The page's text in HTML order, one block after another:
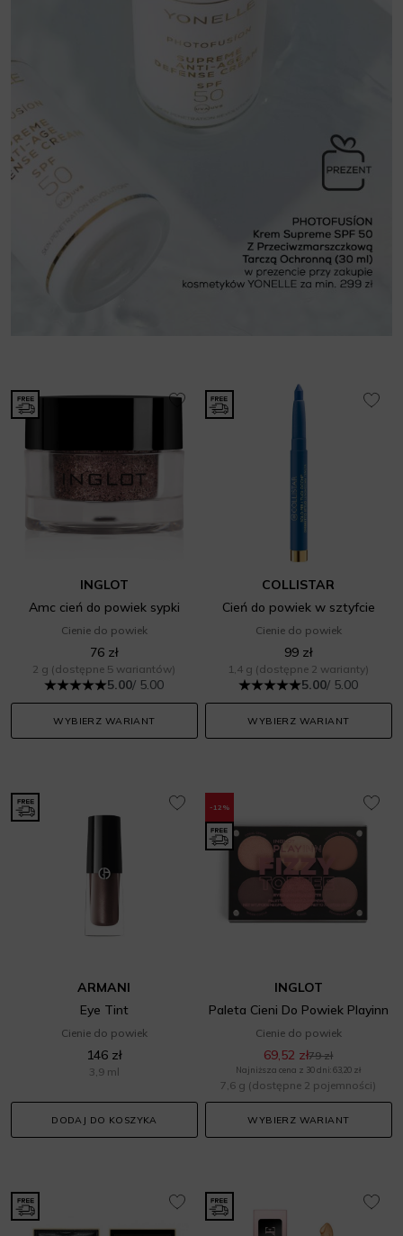
INGLOT
Amc cień do powiek sypki
Cienie do powiek
76 zł
2 g (dostępne 5 wariantów)
5.00/ 5.00
WYBIERZ WARIANT
COLLISTAR
Cień do powiek w sztyfcie
Cienie do powiek
99 zł
1,4 g (dostępne 2 warianty)
5.00/ 5.00
WYBIERZ WARIANT
ARMANI
Eye Tint
Cienie do powiek
146 zł
3,9 ml
DODAJ DO KOSZYKA
-12%
INGLOT
Paleta Cieni Do Powiek Playinn
Cienie do powiek
69,52 zł79 zł
Najniższa cena z 30 dni: 63,20 zł
7,6 g (dostępne 2 pojemności)
WYBIERZ WARIANT